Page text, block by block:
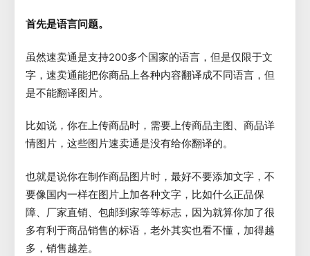
首先是语言问题。
虽然速卖通是支持200多个国家的语言，但是仅限于文
字，速卖通能把你商品上各种内容翻译成不同语言，但
是不能翻译图片。
比如说，你在上传商品时，需要上传商品主图、商品详
情图片，这些图片速卖通是没有给你翻译的。
也就是说你在制作商品图片时，最好不要添加文字，不
要像国内一样在图片上加各种文字，比如什么正品保
障、厂家直销、包邮到家等等标志，因为就算你加了很
多有利于商品销售的标语，老外其实也看不懂，加得越
多，销售越差。